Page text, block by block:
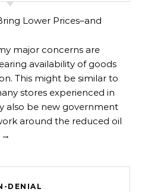
Lower Prices–and
major concerns are
availability of goods
This might be similar to
stores experienced in
also be new government
around the reduced oil
→
DENIAL